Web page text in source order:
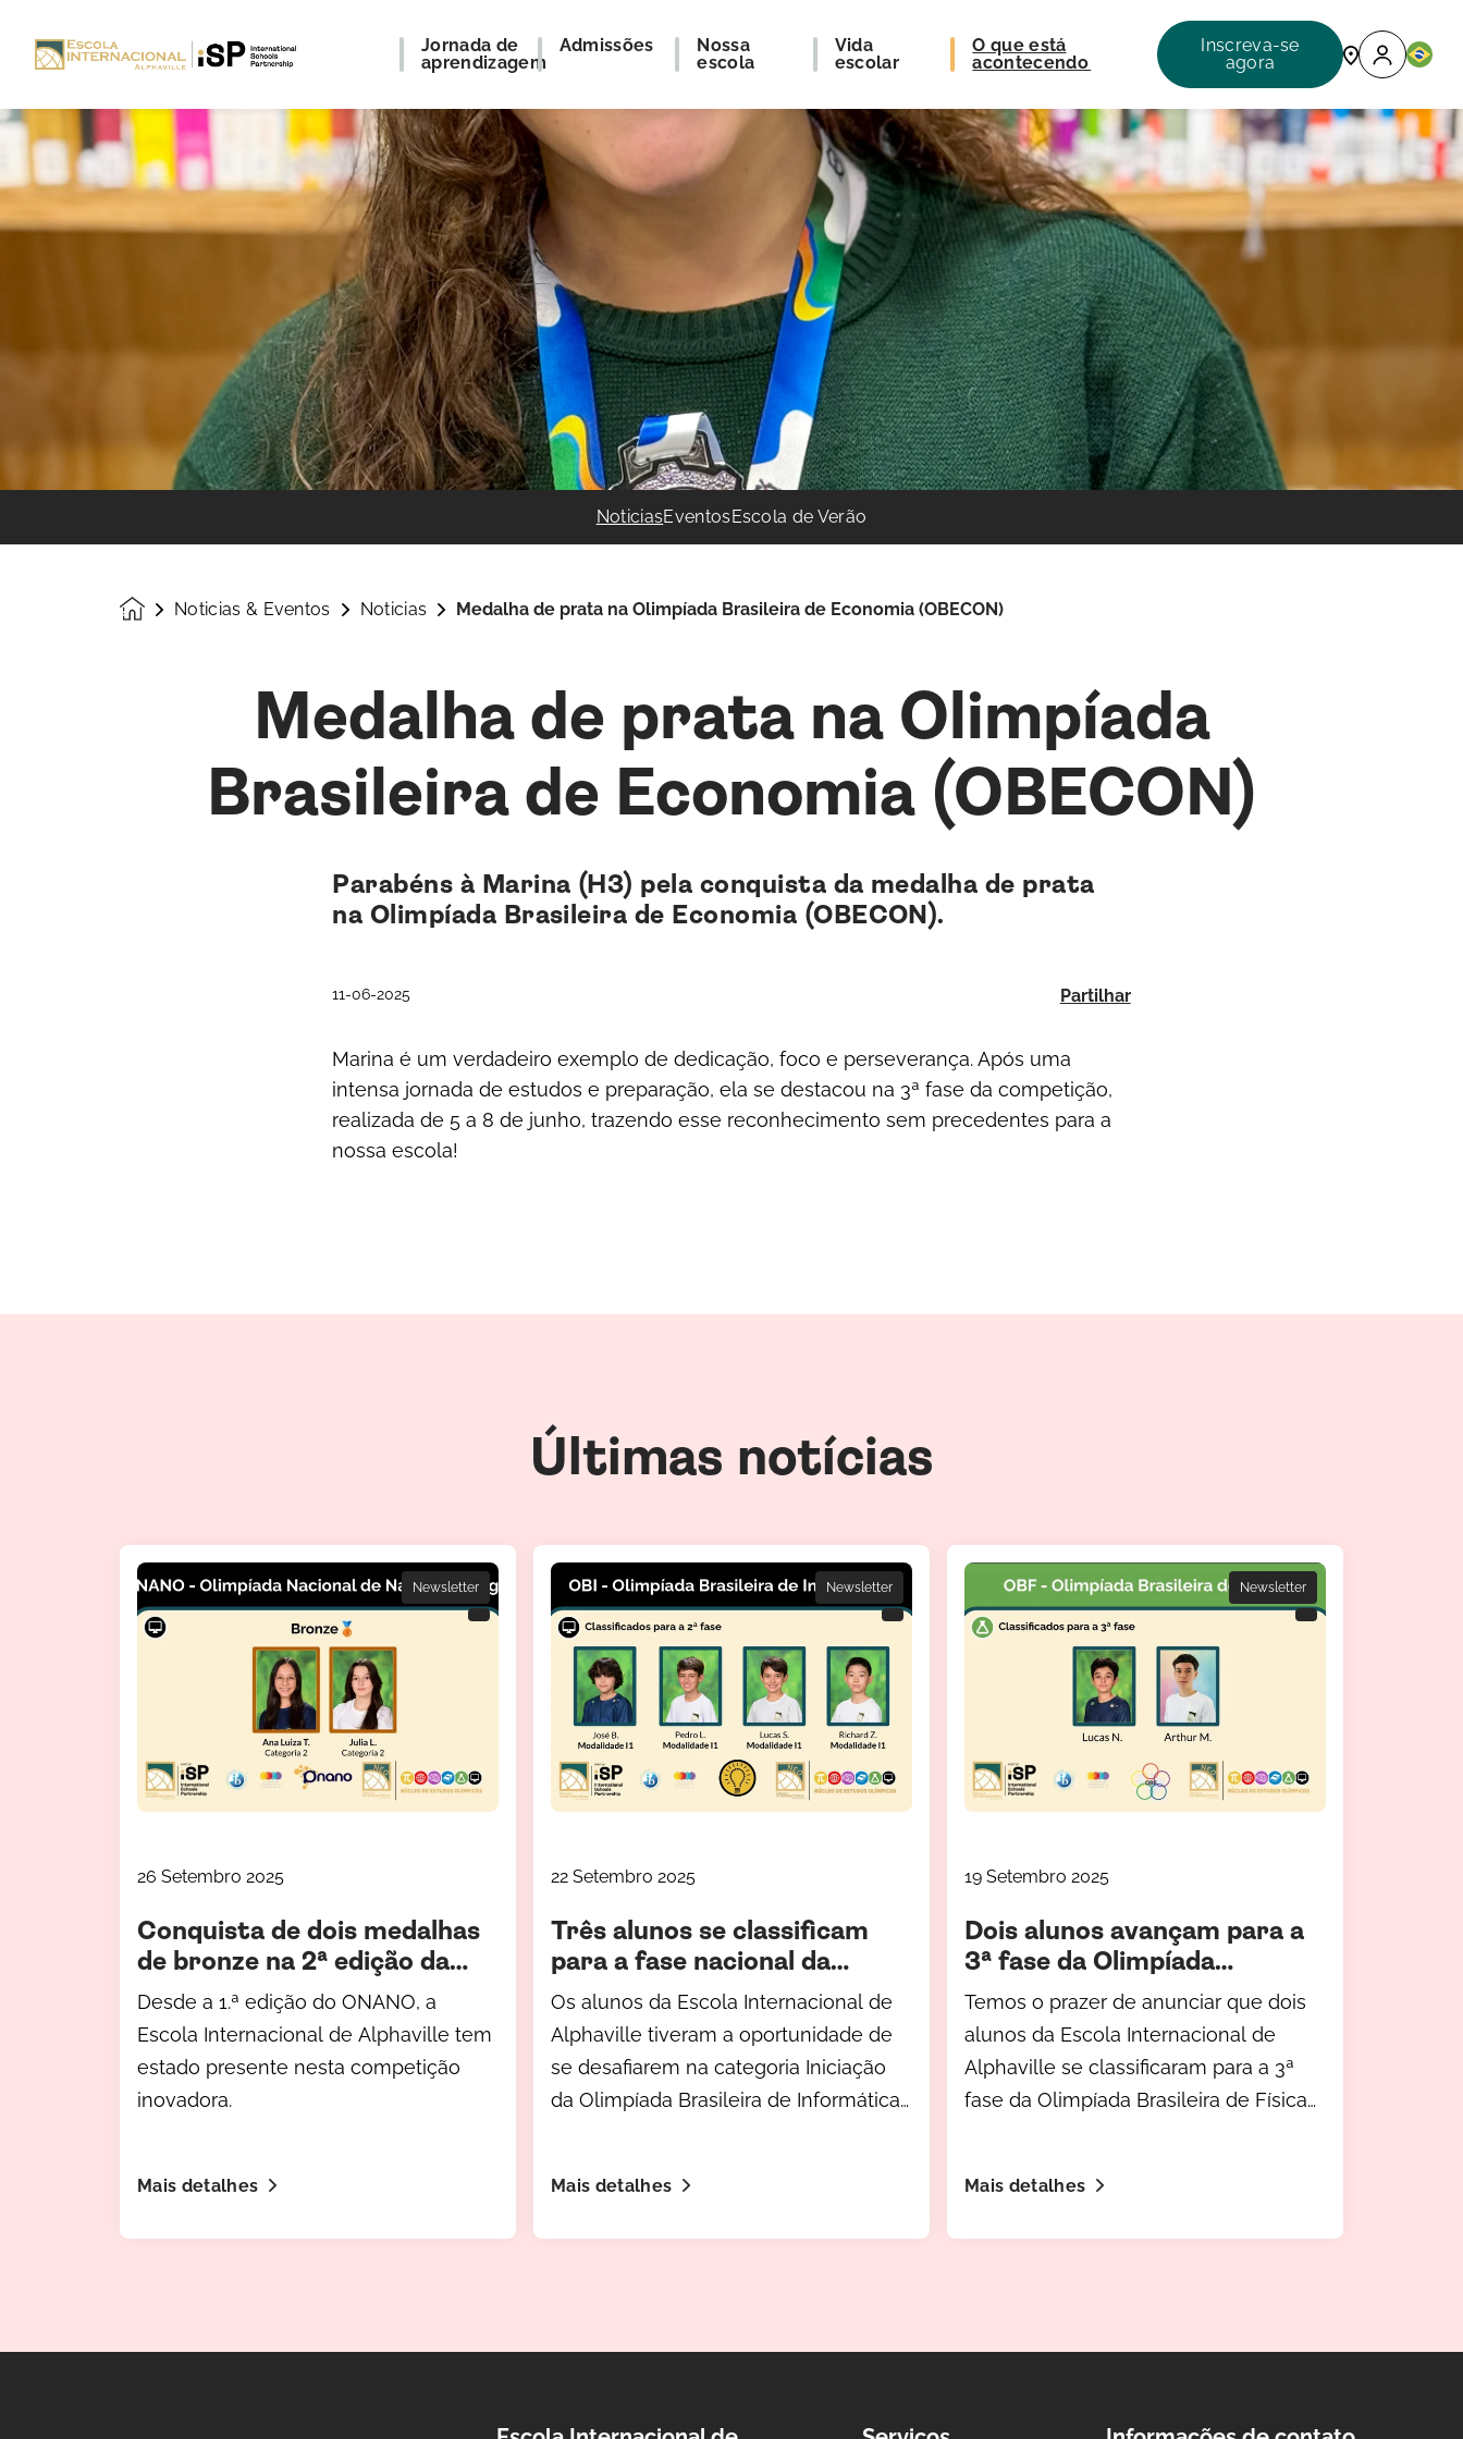
Jornada de
aprendizagem
Admissões
Nossa
escola
Vida
escolar
O que está
acontecendo
Inscreva-se
agora
NoticiasEventosEscola de Verão
HomepageNoticias & Eventos Noticias Medalha de prata na Olimpíada Brasileira de Economia (OBECON)
Medalha de prata na Olimpíada
Brasileira de Economia (OBECON)
Parabéns à Marina (H3) pela conquista da medalha de prata
na Olimpíada Brasileira de Economia (OBECON).
11-06-2025 Partilhar
Marina é um verdadeiro exemplo de dedicação, foco e perseverança. Após uma
intensa jornada de estudos e preparação, ela se destacou na 3ª fase da competição,
realizada de 5 a 8 de junho, trazendo esse reconhecimento sem precedentes para a
nossa escola!
Últimas notícias
Newsletter
26 Setembro 2025
Conquista de dois medalhas
de bronze na 2ª edição da
Olimpíada Nacional de
Nanotecnologia (ONANO)
Desde a 1.ª edição do ONANO, a
Escola Internacional de Alphaville tem
estado presente nesta competição
inovadora.
Mais detalhes
Newsletter
22 Setembro 2025
Três alunos se classificam
para a fase nacional da
Olimpíada Brasileira de
Informática (OBI)
Os alunos da Escola Internacional de
Alphaville tiveram a oportunidade de
se desafiarem na categoria Iniciação
da Olimpíada Brasileira de Informática
Mais detalhes
Newsletter
19 Setembro 2025
Dois alunos avançam para a
3ª fase da Olimpíada
Brasileira de Física (OBF)
Temos o prazer de anunciar que dois
alunos da Escola Internacional de
Alphaville se classificaram para a 3ª
fase da Olimpíada Brasileira de Física
Mais detalhes